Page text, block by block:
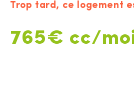
Trop tard, ce logement
765€ cc/